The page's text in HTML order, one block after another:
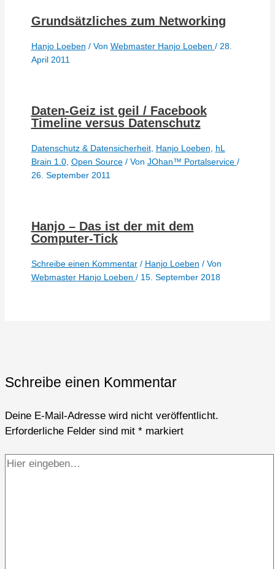
Grundsätzliches zum Networking
Hanjo Loeben / Von Webmaster Hanjo Loeben / 28.
April 2011
Daten-Geiz ist geil / Facebook
Timeline versus Datenschutz
Datenschutz & Datensicherheit, Hanjo Loeben, hL
Brain 1.0, Open Source/ Von JOhan™ Portalservice /
26. September 2011
Hanjo – Das ist der mit dem
Computer-Tick
Schreibe einen Kommentar / Hanjo Loeben / Von
Webmaster Hanjo Loeben / 15. September 2018
Schreibe einen Kommentar
Deine E-Mail-Adresse wird nicht veröffentlicht.
Erforderliche Felder sind mit * markiert
Hier